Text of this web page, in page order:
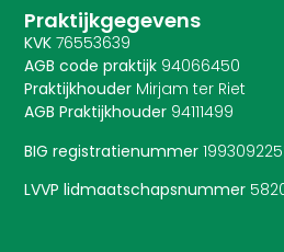
Praktijkgegevens
KVK 76553639
AGB code praktijk 94066450
Praktijkhouder Mirjam ter Riet
AGB Praktijkhouder 94111499
BIG registratienummer
LVVP lidmaatschapsnummer